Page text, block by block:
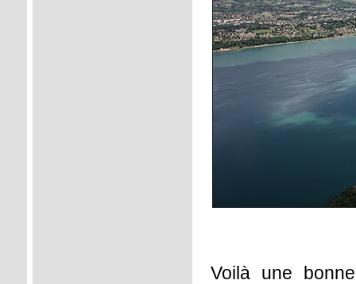
Voilà une